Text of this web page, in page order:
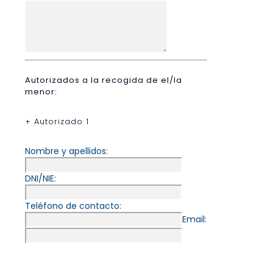
Autorizados a la recogida de el/la
menor:
+ Autorizado 1
Nombre y apellidos:
DNI/NIE:
Teléfono de contacto:
Email: